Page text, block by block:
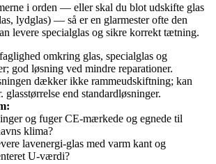
i orden — eller skal du blot udskifte glas
lydglas) — så er en glarmester ofte den
levere specialglas og sikre korrekt tætning.
omkring glas, specialglas og
god løsning ved mindre reparationer.
dækker ikke rammeudskiftning; kan
end standardløsninger.
og fuger CE‑mærkede og egnede til
klima?
lavenergi‑glas med varm kant og
U‑værdi?